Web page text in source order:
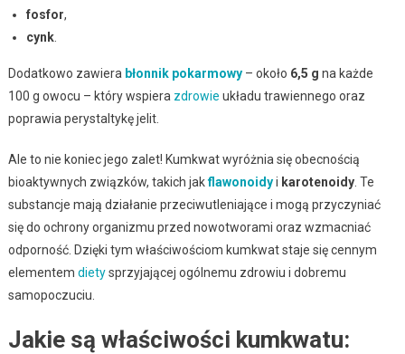
fosfor,
cynk.
Dodatkowo zawiera błonnik pokarmowy– około 6,5 g na każde
100 g owocu – który wspiera zdrowie układu trawiennego oraz
poprawia perystaltykę jelit.
Ale to nie koniec jego zalet! Kumkwat wyróżnia się obecnością
bioaktywnych związków, takich jakflawonoidyi karotenoidy. Te
substancje mają działanie przeciwutleniające i mogą przyczyniać
się do ochrony organizmu przed nowotworami oraz wzmacniać
odporność. Dzięki tym właściwościom kumkwat staje się cennym
elementem dietysprzyjającej ogólnemu zdrowiu i dobremu
samopoczuciu.
Jakie są właściwości kumkwatu: